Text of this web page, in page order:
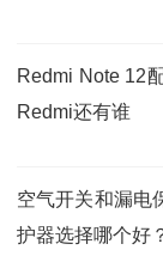
Redmi Note 12
Redmi还有谁
空气开关和漏电
护器选择哪个好